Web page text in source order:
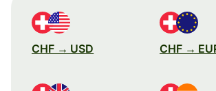
CHF → USD CHF →